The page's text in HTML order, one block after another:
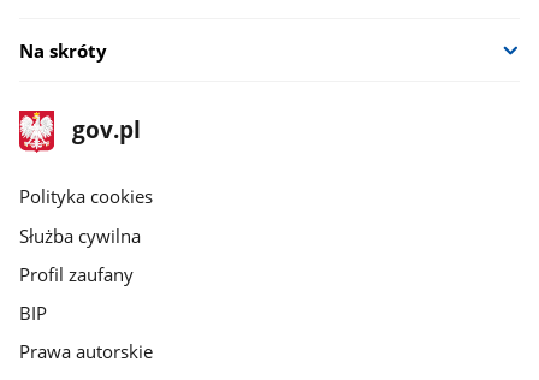
Na skróty
stopka
gov.pl
Strona
gov.pl
gov.pl
Polityka cookies
Służba cywilna
Profil zaufany
BIP
Prawa autorskie